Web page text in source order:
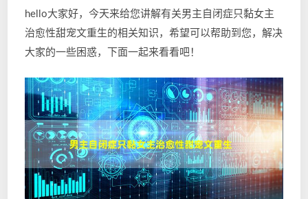
hello大家好，今天来给您讲解有关男主自闭症只黏女主
治愈性甜宠文重生的相关知识，希望可以帮助到您，解决
大家的一些困惑，下面一起来看看吧！